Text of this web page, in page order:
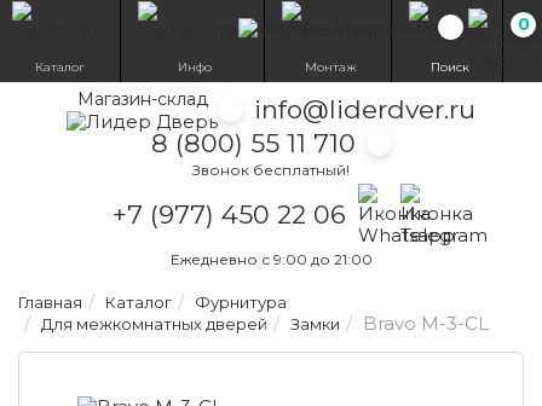
Магазин-склад
info@liderdver.ru
8 (800) 55 11 710
Звонок бесплатный!
+7 (977) 450 22 06
Написать на
Написать на
Ежедневно с 9:00 до 21:00
0
Каталог Инфо Монтаж Поиск
Главная Каталог
Фурнитура
Для межкомнатных дверей
Замки Bravo M-3-CL